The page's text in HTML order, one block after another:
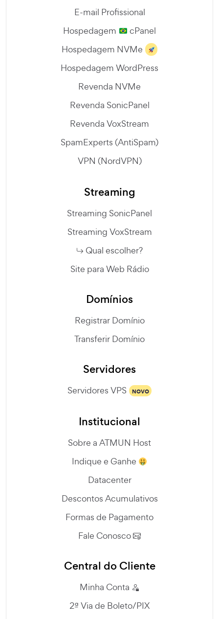
E-mail Profissional
Hospedagem
cPanel
Hospedagem NVMe
Hospedagem WordPress
Revenda NVMe
Revenda SonicPanel
Revenda VoxStream
SpamExperts (AntiSpam)
VPN (NordVPN)
Streaming
Streaming SonicPanel
Streaming VoxStream
Qual escolher?
Site para Web Rádio
Domínios
Registrar Domínio
Transferir Domínio
Servidores
Servidores VPS NOVO
Institucional
Sobre a ATMUN Host
Indique e Ganhe
Datacenter
Descontos Acumulativos
Formas de Pagamento
Fale Conosco
Central do Cliente
Minha Conta
2ª Via de Boleto/PIX